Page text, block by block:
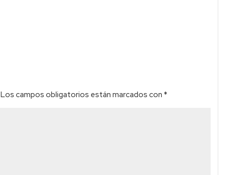
Los campos obligatorios están marcados con *